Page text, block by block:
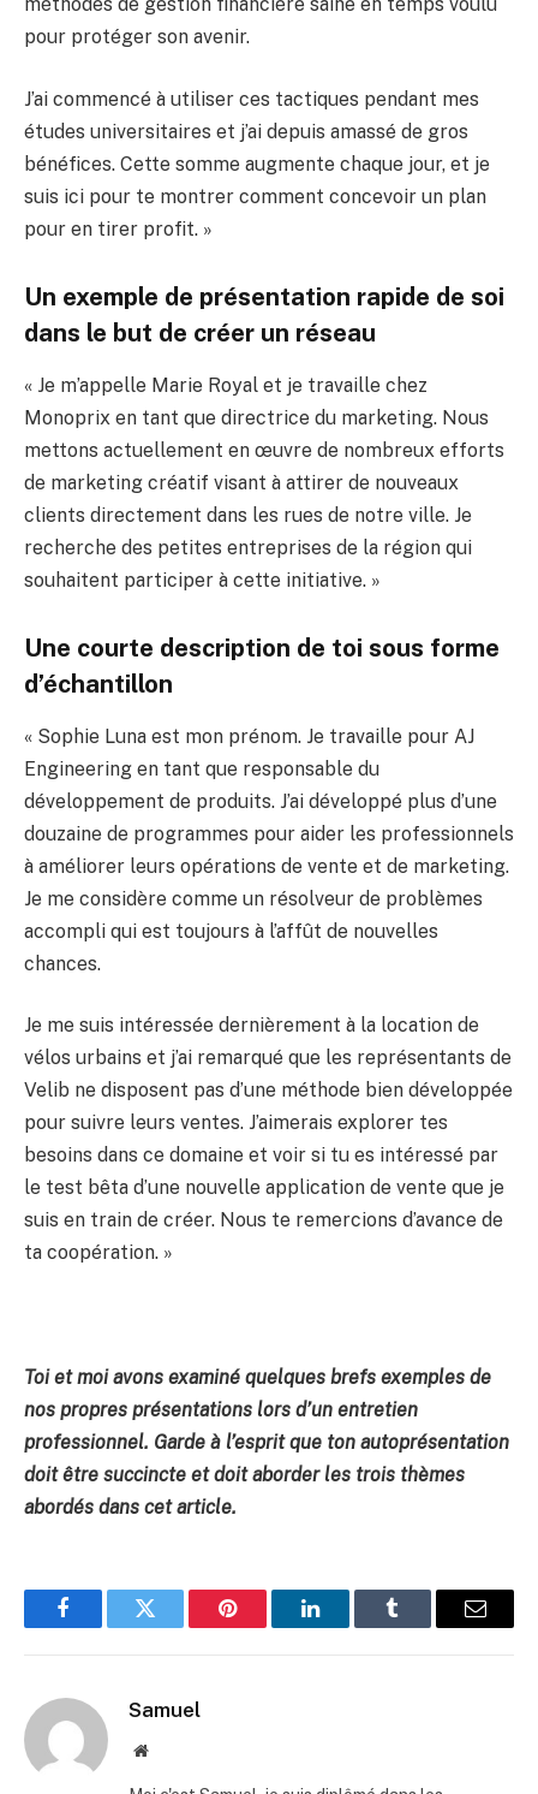
méthodes de gestion financière saine en temps voulu
pour protéger son avenir.
J’ai commencé à utiliser ces tactiques pendant mes
études universitaires et j’ai depuis amassé de gros
bénéfices. Cette somme augmente chaque jour, et je
suis ici pour te montrer comment concevoir un plan
pour en tirer profit. »
Un exemple de présentation rapide de soi
dans le but de créer un réseau
« Je m’appelle Marie Royal et je travaille chez
Monoprix en tant que directrice du marketing. Nous
mettons actuellement en œuvre de nombreux efforts
de marketing créatif visant à attirer de nouveaux
clients directement dans les rues de notre ville. Je
recherche des petites entreprises de la région qui
souhaitent participer à cette initiative. »
Une courte description de toi sous forme
d’échantillon
« Sophie Luna est mon prénom. Je travaille pour AJ
Engineering en tant que responsable du
développement de produits. J’ai développé plus d’une
douzaine de programmes pour aider les professionnels
à améliorer leurs opérations de vente et de marketing.
Je me considère comme un résolveur de problèmes
accompli qui est toujours à l’affût de nouvelles
chances.
Je me suis intéressée dernièrement à la location de
vélos urbains et j’ai remarqué que les représentants de
Velib ne disposent pas d’une méthode bien développée
pour suivre leurs ventes. J’aimerais explorer tes
besoins dans ce domaine et voir si tu es intéressé par
le test bêta d’une nouvelle application de vente que je
suis en train de créer. Nous te remercions d’avance de
ta coopération. »
Toi et moi avons examiné quelques brefs exemples de
nos propres présentations lors d’un entretien
professionnel. Garde à l’esprit que ton autoprésentation
doit être succincte et doit aborder les trois thèmes
abordés dans cet article.
FacebookTwitter Pinterest LinkedInTumblr
E-
Samuel
Site